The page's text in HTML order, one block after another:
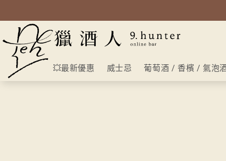
💥最新優惠 威士忌 葡萄酒 / 香檳 / 氣泡